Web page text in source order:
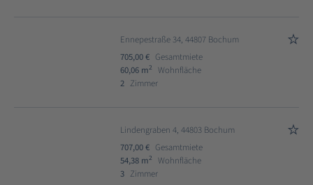
Ennepestraße 34, 44807 Bochum
705,00 € Gesamtmiete
60,06 m2
Wohnfläche
2 Zimmer
Lindengraben 4, 44803 Bochum
707,00 € Gesamtmiete
54,38 m2
Wohnfläche
3 Zimmer